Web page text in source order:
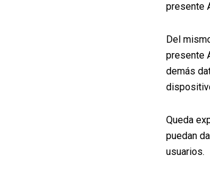
presente
Del
presente
demás
Queda
puedan
usuarios.